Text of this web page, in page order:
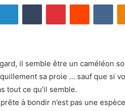
l d
l
il semble être un caméléon
sa proie … sauf que si
tout ce qu’il semble.
à bondir n’est pas une